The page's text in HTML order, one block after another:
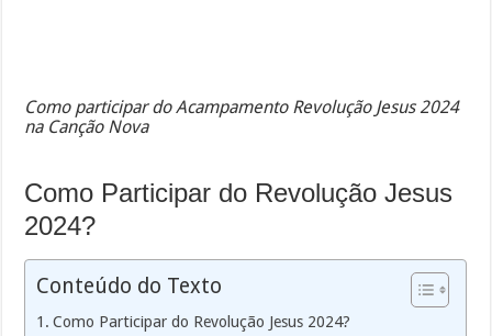
Como participar do Acampamento Revolução Jesus 2024
na Canção Nova
Como Participar do Revolução Jesus
2024?
Conteúdo do Texto
Como Participar do Revolução Jesus 2024?